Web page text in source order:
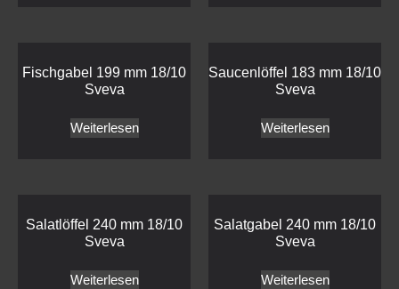
Fischgabel 199 mm 18/10
Sveva
Weiterlesen
Saucenlöffel 183 mm 18/10
Sveva
Weiterlesen
Salatlöffel 240 mm 18/10
Sveva
Weiterlesen
Salatgabel 240 mm 18/10
Sveva
Weiterlesen